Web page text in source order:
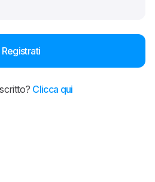
Registrati
Clicca qui